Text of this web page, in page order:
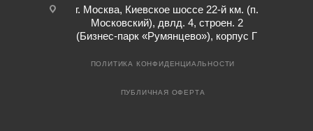
г. Москва, Киевское шоссе 22-й км. (п.
Московский), двлд. 4, строен. 2
(Бизнес-парк «Румянцево»), корпус Г
ПОЛИТИКА КОНФИДЕНЦИАЛЬНОСТИ
ПУБЛИЧНАЯ ОФЕРТА